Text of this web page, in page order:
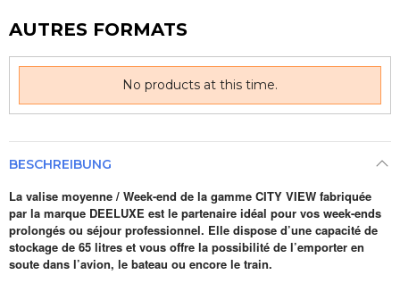
AUTRES FORMATS
No products at this time.
BESCHREIBUNG
La valise moyenne / Week-end de la gamme CITY VIEW fabriquée
par la marque DEELUXE est le partenaire idéal pour vos week-ends
prolongés ou séjour professionnel. Elle dispose d’une capacité de
stockage de 65 litres et vous offre la possibilité de l’emporter en
soute dans l’avion, le bateau ou encore le train.